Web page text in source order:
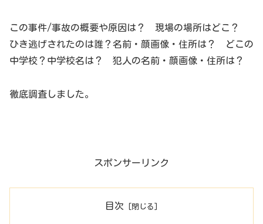
この事件/事故の概要や原因は？ 現場の場所はどこ？
ひき逃げされたのは誰？名前・顔画像・住所は？ どこの
中学校？中学校名は？ 犯人の名前・顔画像・住所は？
徹底調査しました。
スポンサーリンク
目次